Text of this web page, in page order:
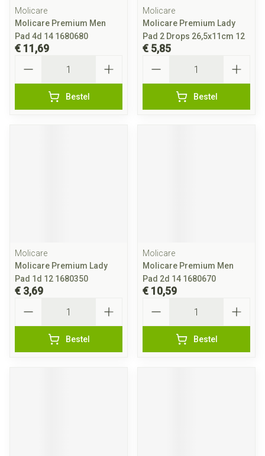
Molicare
Molicare Premium Men
Pad 4d 14 1680680
€ 11,69
Bestel
Molicare
Molicare Premium Lady
Pad 2 Drops 26,5x11cm 12
€ 5,85
Bestel
Molicare
Molicare Premium Lady
Pad 1d 12 1680350
€ 3,69
Bestel
Molicare
Molicare Premium Men
Pad 2d 14 1680670
€ 10,59
Bestel